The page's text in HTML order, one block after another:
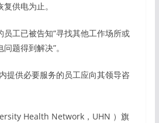
供电为止。
工已被告知“寻找其他工作场所或
题得到解决”。
提供必要服务的员工应向其领导咨
Health Network，UHN ）旗